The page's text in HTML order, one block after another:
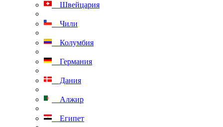
Швейцария
Чили
Колумбия
Германия
Дания
Алжир
Египет